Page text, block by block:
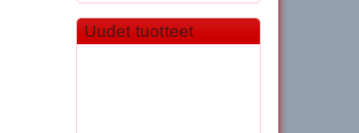
Uudet tuotteet